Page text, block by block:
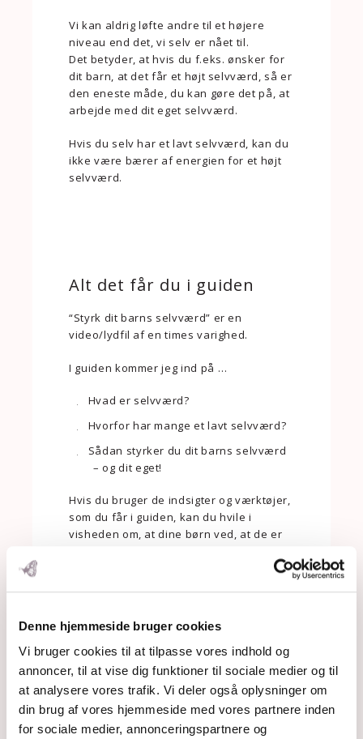
Denne hjemmeside bruger cookies
Vi bruger cookies til at tilpasse vores indhold og
annoncer, til at vise dig funktioner til sociale medier og til
at analysere vores trafik. Vi deler også oplysninger om
din brug af vores hjemmeside med vores partnere inden
for sociale medier, annonceringspartnere og
Vi kan aldrig løfte andre til et højere
niveau end det, vi selv er nået til.
Det betyder, at hvis du f.eks. ønsker for
dit barn, at det får et højt selvværd, så er
den eneste måde, du kan gøre det på, at
arbejde med dit eget selvværd.
Hvis du selv har et lavt selvværd, kan du
ikke være bærer af energien for et højt
selvværd.
Alt det får du i guiden
“Styrk dit barns selvværd” er en
video/lydfil af en times varighed.
I guiden kommer jeg ind på …
Hvad er selvværd?
Hvorfor har mange et lavt selvværd?
Sådan styrker du dit barns selvværd
– og dit eget!
Hvis du bruger de indsigter og værktøjer,
som du får i guiden, kan du hvile i
visheden om, at dine børn ved, at de er
morsamvittighed og alle
selvbebrejdelserne.
Jeg lover, at det bliver en skøn og
nærende rejse for både dig og dit barn.